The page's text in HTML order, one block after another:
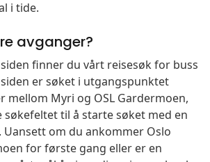
i tide.
avganger?
finner du vårt reisesøk for buss
er søket i utgangspunktet
mellom Myri og OSL Gardermoen,
søkefeltet til å starte søket med en
Uansett om du ankommer Oslo
for første gang eller er en